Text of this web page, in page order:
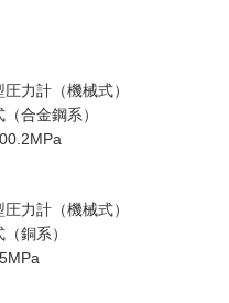
力計（機械式）
合金鋼系）
力計（機械式）
銅系）